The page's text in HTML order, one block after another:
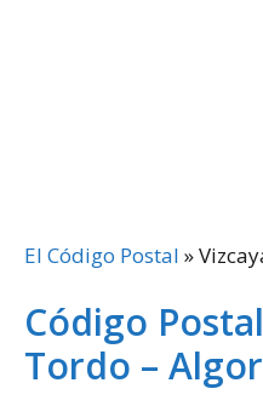
El Código Postal »
Código
Tordo –